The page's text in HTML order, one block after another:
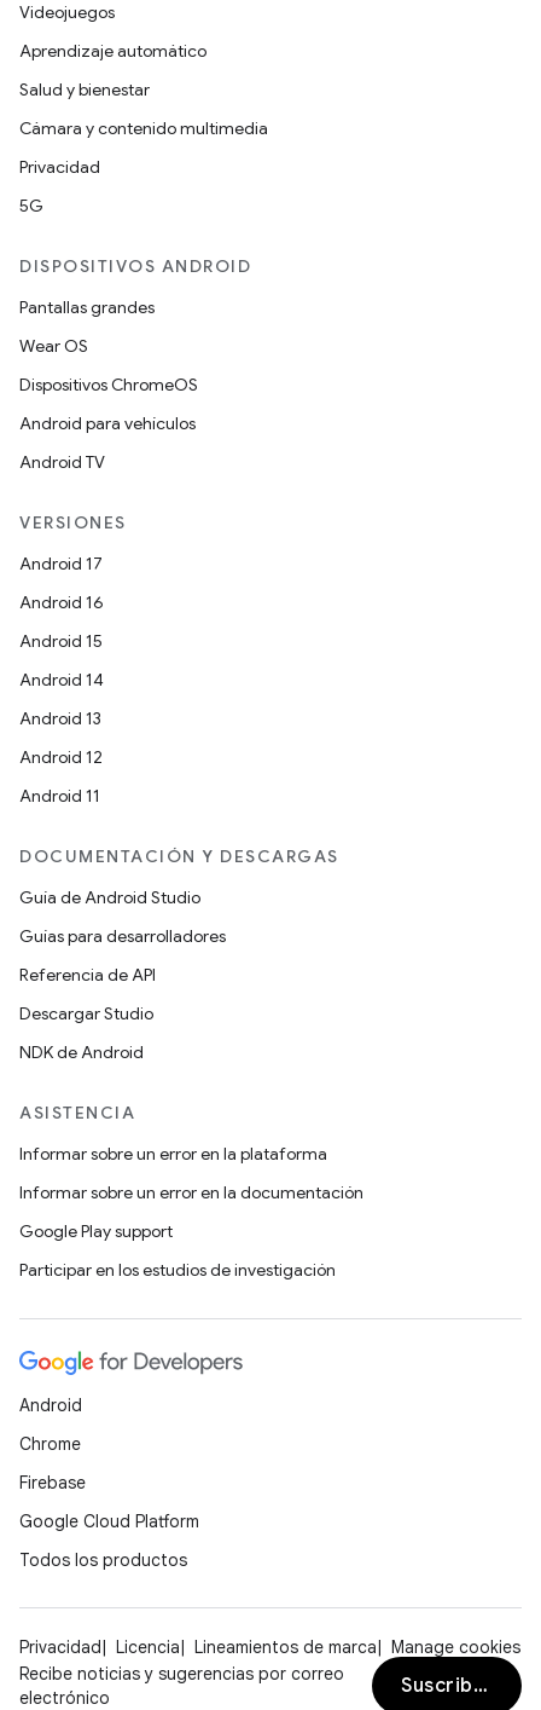
Videojuegos
Aprendizaje automático
Salud y bienestar
Cámara y contenido multimedia
Privacidad
5G
DISPOSITIVOS ANDROID
Pantallas grandes
Wear OS
Dispositivos ChromeOS
Android para vehículos
Android TV
VERSIONES
Android 17
Android 16
Android 15
Android 14
Android 13
Android 12
Android 11
DOCUMENTACIÓN Y DESCARGAS
Guía de Android Studio
Guías para desarrolladores
Referencia de API
Descargar Studio
NDK de Android
ASISTENCIA
Informar sobre un error en la plataforma
Informar sobre un error en la documentación
Google Play support
Participar en los estudios de investigación
Android
Chrome
Firebase
Google Cloud Platform
Todos los productos
Privacidad Licencia Lineamientos de marca
Manage cookies
Recibe noticias y sugerencias por correo
electrónico
Suscribirse